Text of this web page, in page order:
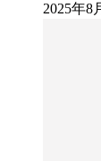
2025年8